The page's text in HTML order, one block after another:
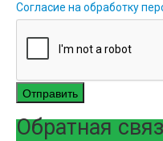
Согласие на обработку
Отправить
Обратная